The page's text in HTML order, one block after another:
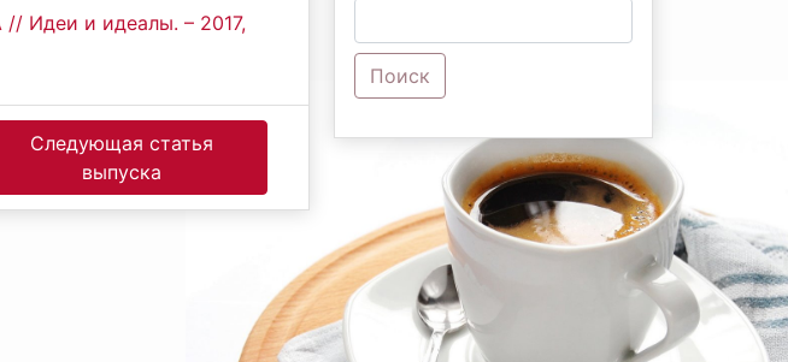
и идеалы. – 2017,
Следующая статья
выпуска
Поиск